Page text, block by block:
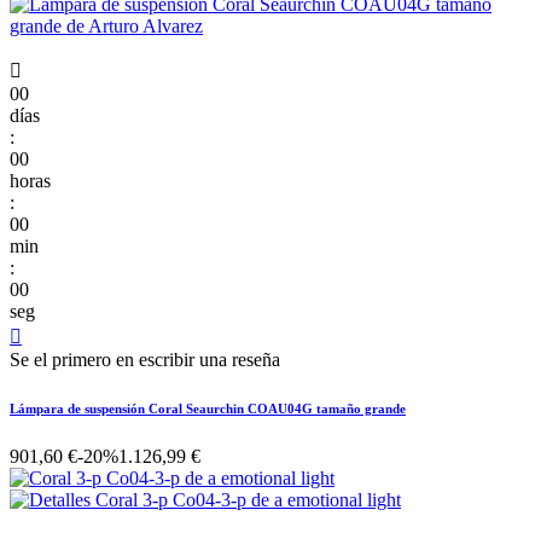

00
días
:
00
horas
:
00
min
:
00
seg

Se el primero en escribir una reseña
Lámpara de suspensión Coral Seaurchin COAU04G tamaño grande
901,60 €-20%1.126,99 €